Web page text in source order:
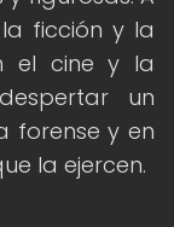
ficción y la
el cine y la
un
forense y en
la ejercen.